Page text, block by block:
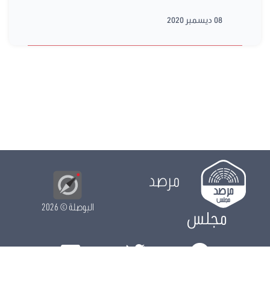
08 ديسمبر 2020
مرصد
مجلس
البوصلة© 2026